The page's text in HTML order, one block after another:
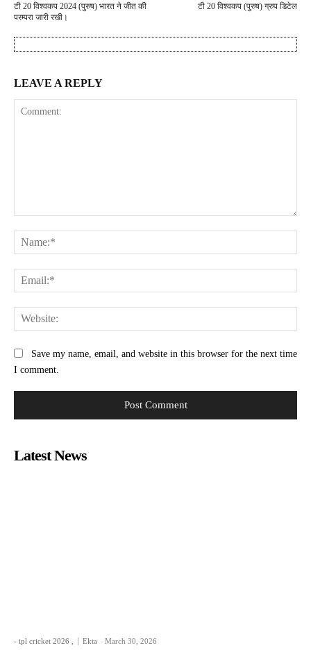
टी 20 विश्वकप 2024 (पुरुष) भारत ने जीत की
परम्परा जारी रखी।
टी 20 विश्वकप (पुरुष) ग्रुप डिटेल
LEAVE A REPLY
Save my name, email, and website in this browser for the next time
I comment.
Latest News
- ipl cricket 2026 , Ekta - March 30, 2026